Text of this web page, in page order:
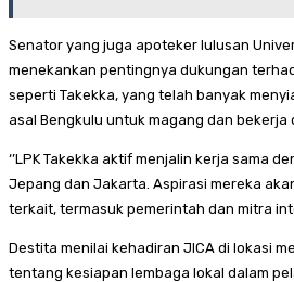
Senator yang juga apoteker lulusan
menekankan pentingnya dukungan
seperti Takekka, yang telah banyak
asal Bengkulu untuk magang dan bekerja
‘’LPK Takekka aktif menjalin kerja sama
Jepang dan Jakarta. Aspirasi mereka
terkait, termasuk pemerintah dan mitra
Destita menilai kehadiran JICA di lokasi
tentang kesiapan lembaga lokal dalam